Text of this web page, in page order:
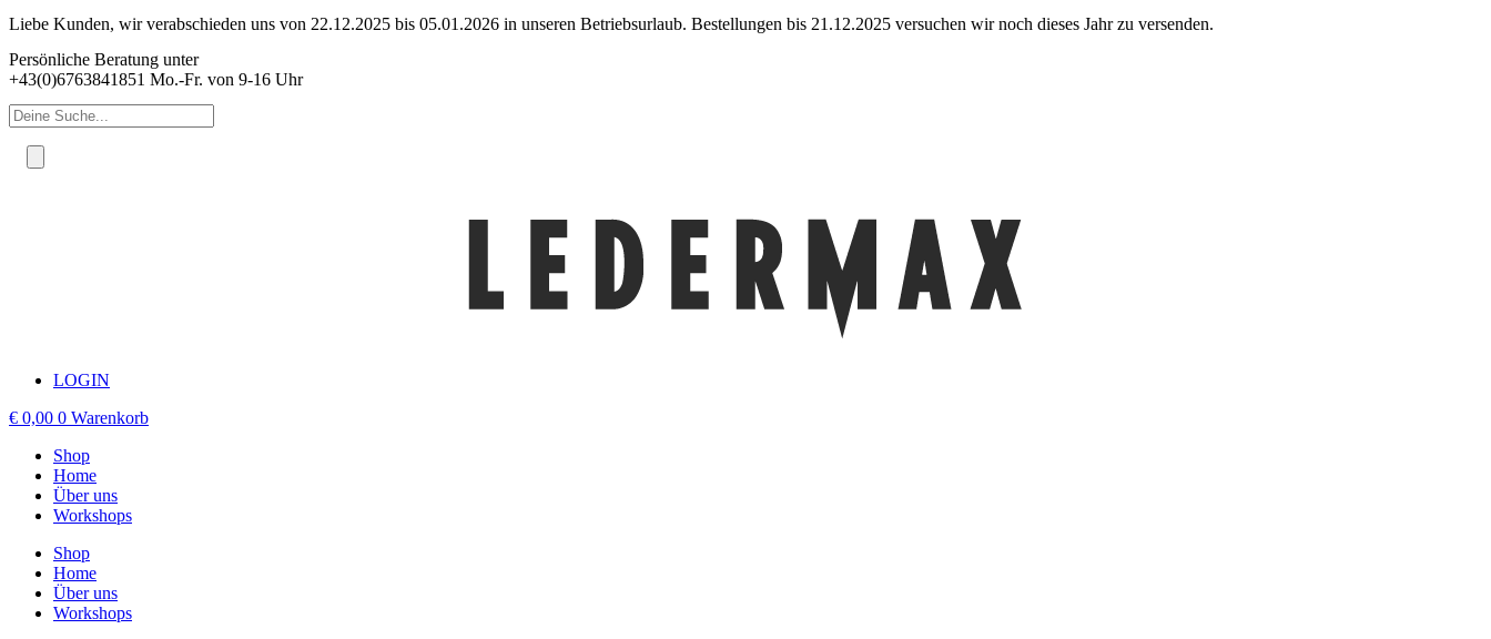
Zum
springen
Liebe Kunden, wir verabschieden uns von 22.12.2025 bis 05.01.2026 in unseren Betriebsurlaub. Bestellungen bis 21.12.2025 versuchen wir noch dieses Jahr zu versenden.
Persönliche Beratung unter
+43(0)6763841851 Mo.-Fr. von 9-16 Uhr
Products
search
LOGIN
€ 0,00 0 Warenkorb
Shop
Home
Über uns
Workshops
Shop
Home
Über uns
Workshops